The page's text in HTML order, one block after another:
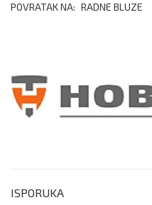
POVRATAK NA: RADNE BLUZE
ISPORUKA